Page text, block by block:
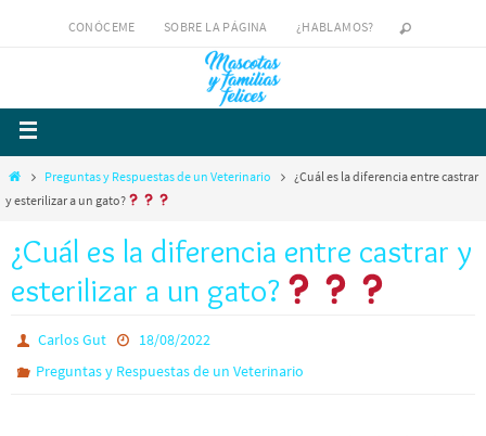
CONÓCEME SOBRE LA PÁGINA ¿HABLAMOS?
Preguntas y Respuestas de un Veterinario
¿Cuál es la diferencia entre castrar
y esterilizar a un gato?
¿Cuál es la diferencia entre castrar y
esterilizar a un gato?
Carlos Gut
18/08/2022
Preguntas y Respuestas de un Veterinario